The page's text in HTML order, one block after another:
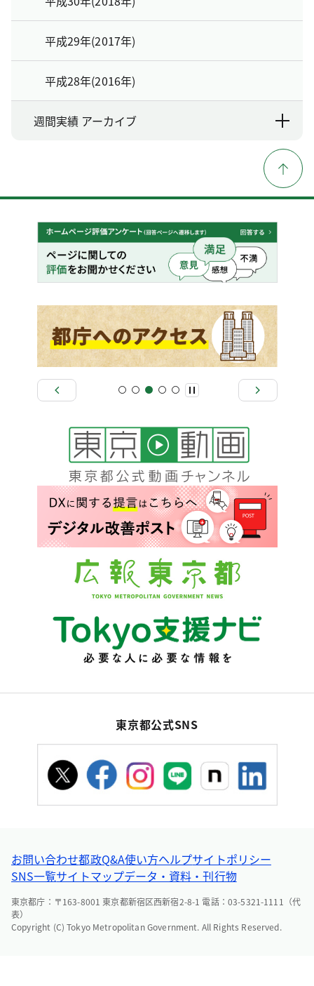
平成29年(2017年)
平成28年(2016年)
週間実績 アーカイブ
東京都公式SNS
お問い合わせ都政Q&A使い方ヘルプサイトポリシー
SNS一覧サイトマップデータ・資料・刊行物
東京都庁：〒163-8001 東京都新宿区西新宿2-8-1 電話：03-5321-1111（代
表）
Copyright (C) Tokyo Metropolitan Government. All Rights Reserved.